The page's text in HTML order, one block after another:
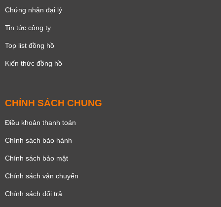
Chứng nhận đại lý
Tin tức công ty
Top list đồng hồ
Kiến thức đồng hồ
CHÍNH SÁCH CHUNG
Điều khoản thanh toán
Chính sách bảo hành
Chính sách bảo mật
Chính sách vận chuyển
Chính sách đổi trả